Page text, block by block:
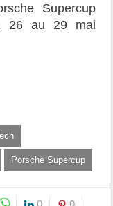
Supercup
26 au 29 mai
Porsche Supercup